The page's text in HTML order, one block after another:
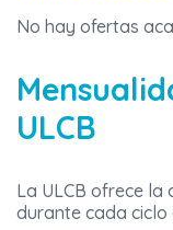
No hay ofertas
ULCB
La ULCB ofrece la
durante cada ciclo